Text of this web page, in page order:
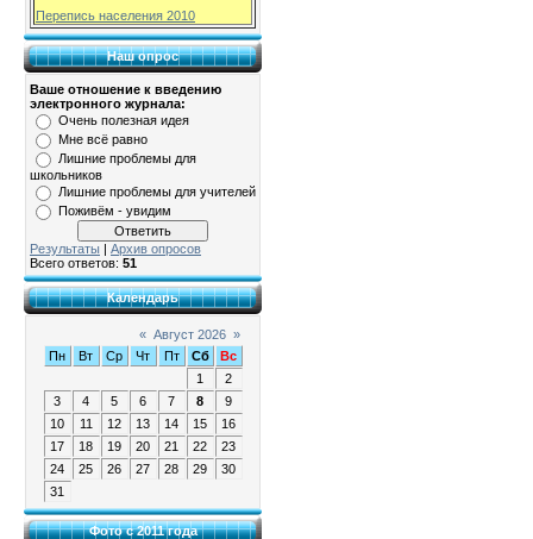
Перепись населения 2010
Наш опрос
Ваше отношение к введению
электронного журнала:
Очень полезная идея
Мне всё равно
Лишние проблемы для
школьников
Лишние проблемы для учителей
Поживём - увидим
Результаты
Архив опросов
Всего ответов: 51
Календарь
« Август 2026 »
Пн
Вт Ср Чт Пт Сб
Вс
1
2
3
4 5 6 7 8
9
10
11 12 13 14 15
16
17
18 19 20 21 22
23
24
25 26 27 28 29
30
31
Фото с 2011 года